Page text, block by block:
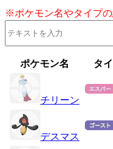
※ポケモン名やタイプの
ポケモン名 タ
チリーン
デスマス